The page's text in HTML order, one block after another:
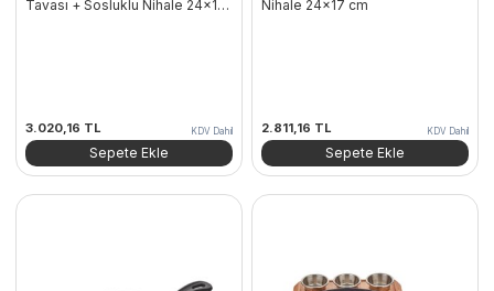
Tavası + Sosluklu Nihale 24×17
3.020,16 TL KDV Dahil
Sepete Ekle
Nihale 24×17 cm
2.811,16 TL KDV Dahil
Sepete Ekle